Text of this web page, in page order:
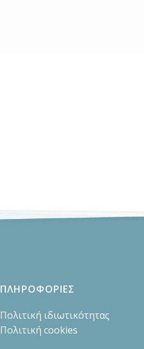
ΠΛΗΡΟΦΟΡΙΕΣ
Πολιτική ιδιωτικότητας
Πολιτική cookies